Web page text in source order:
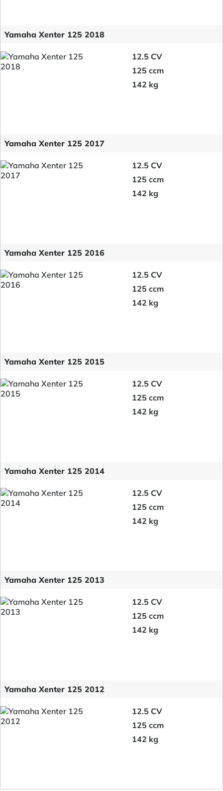
Yamaha Xenter 125 2018
12.5 CV
125 ccm
142 kg
Yamaha Xenter 125 2017
12.5 CV
125 ccm
142 kg
Yamaha Xenter 125 2016
12.5 CV
125 ccm
142 kg
Yamaha Xenter 125 2015
12.5 CV
125 ccm
142 kg
Yamaha Xenter 125 2014
12.5 CV
125 ccm
142 kg
Yamaha Xenter 125 2013
12.5 CV
125 ccm
142 kg
Yamaha Xenter 125 2012
12.5 CV
125 ccm
142 kg